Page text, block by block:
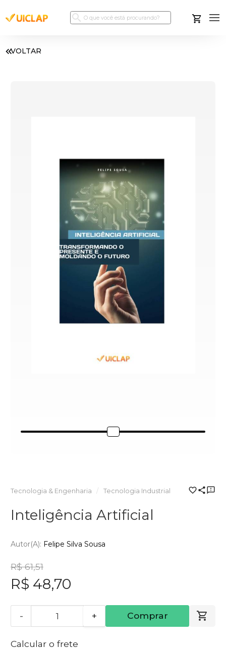
VOLTAR
Tecnologia & Engenharia Tecnologia Industrial
Inteligência Artificial
Autor(a): Felipe Silva Sousa
R$ 61,51
R$ 48,70
- + Comprar
Calcular o frete